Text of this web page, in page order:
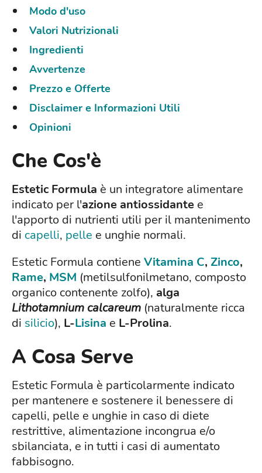
Modo d'uso
Valori Nutrizionali
Ingredienti
Avvertenze
Prezzo e Offerte
Disclaimer e Informazioni Utili
Opinioni
Che Cos'è
Estetic Formula è un integratore alimentare
indicato per l'azione antiossidante e
l'apporto di nutrienti utili per il mantenimento
di capelli, pelle e unghie normali.
Estetic Formula contiene Vitamina C, Zinco,
Rame, MSM (metilsulfonilmetano, composto
organico contenente zolfo), alga
Lithotamnium calcareum (naturalmente ricca
di silicio), L-Lisina e L-Prolina.
A Cosa Serve
Estetic Formula è particolarmente indicato
per mantenere e sostenere il benessere di
capelli, pelle e unghie in caso di diete
restrittive, alimentazione incongrua e/o
sbilanciata, e in tutti i casi di aumentato
fabbisogno.